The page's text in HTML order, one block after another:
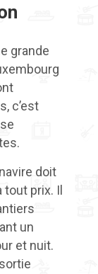
grande
c’est
doit
tout prix. Il
un
et nuit.